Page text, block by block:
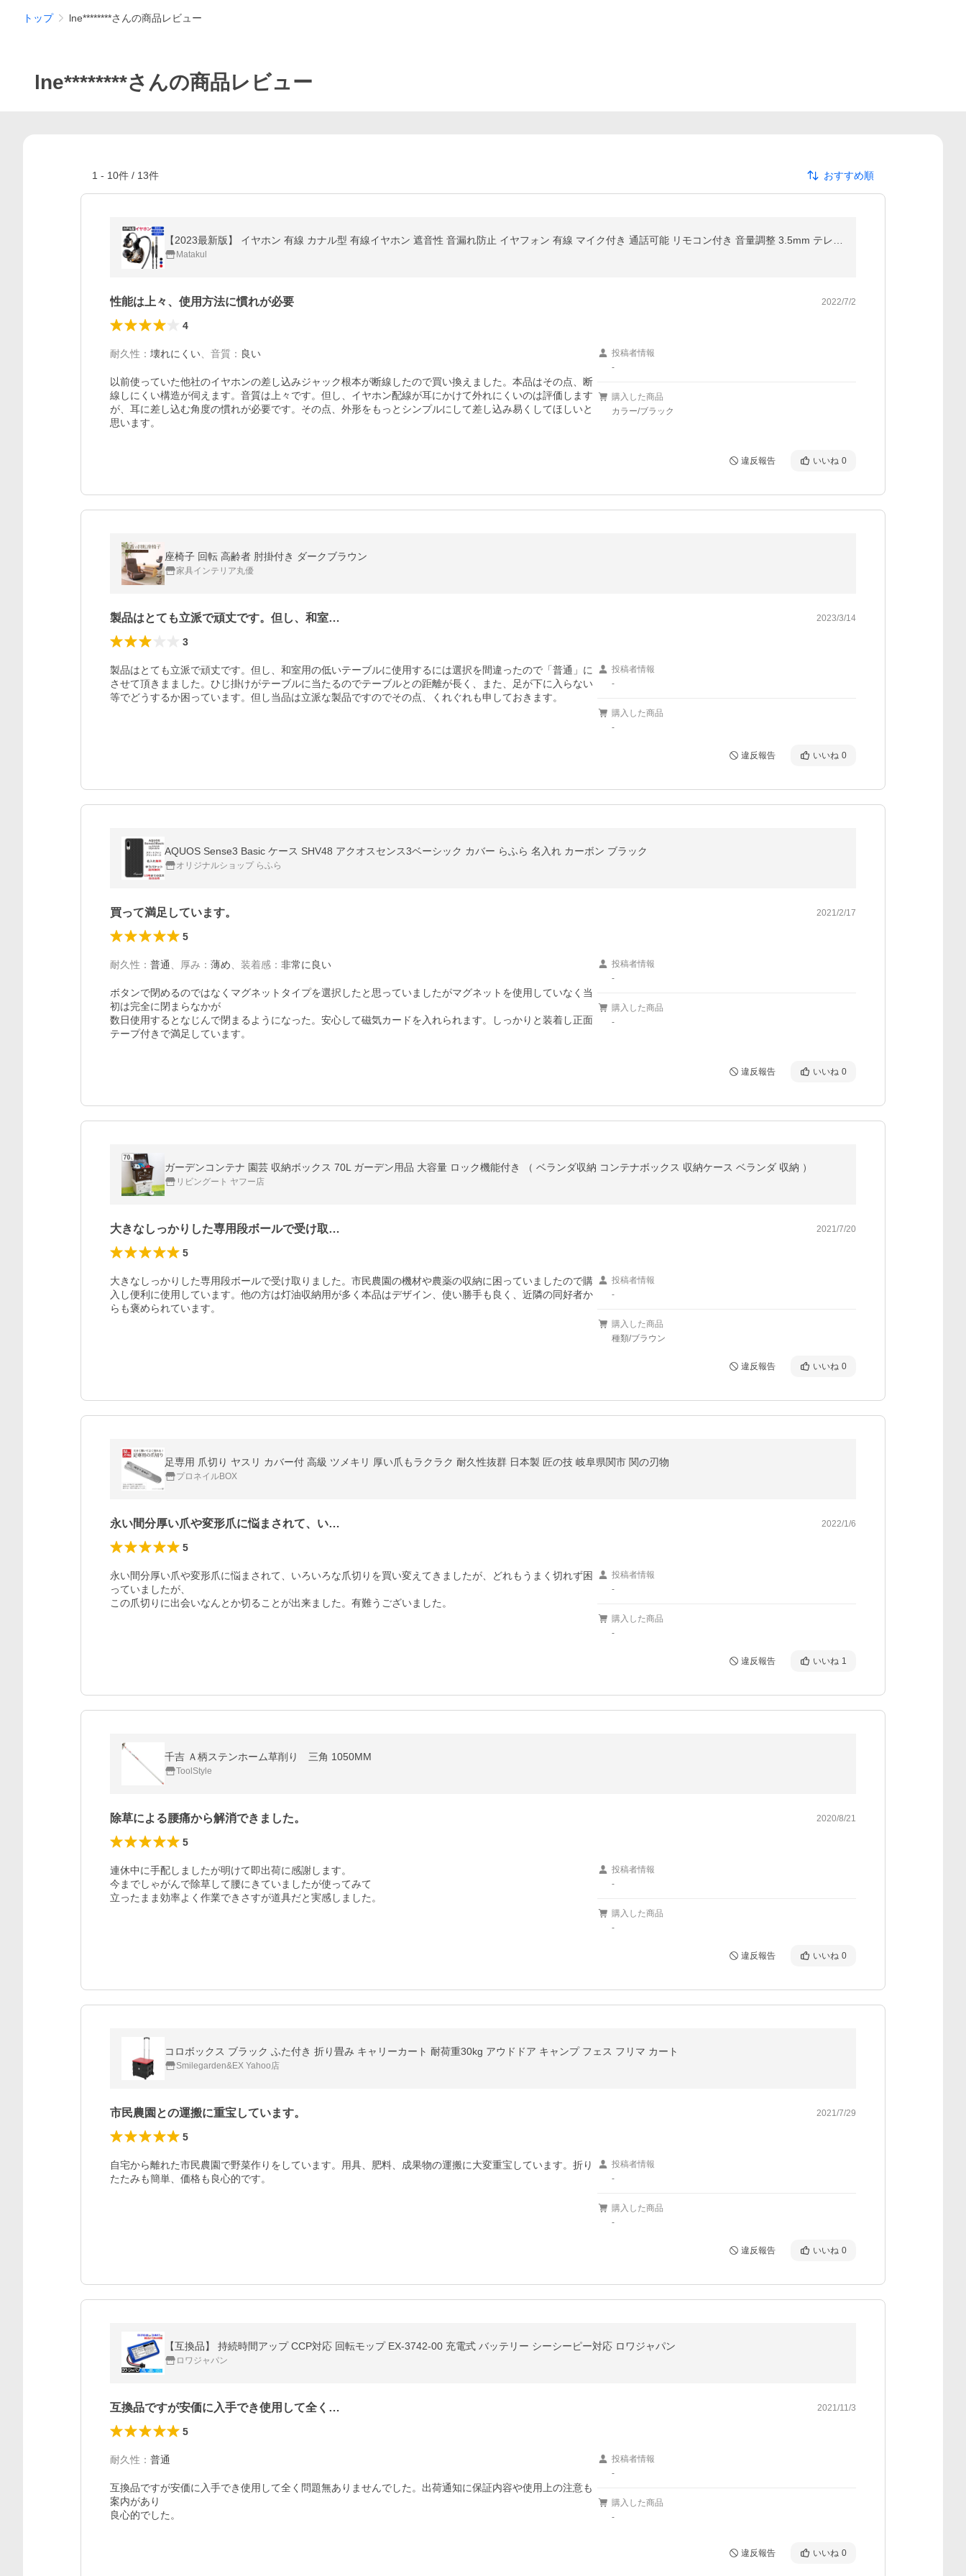
トップ lne********さんの商品レビュー
lne********さんの商品レビュー
1 - 10件 / 13件 おすすめ順
Matakul
性能は上々、使用方法に慣れが必要 2022/7/2
4
耐久性 ： 壊れにくい 音質 ： 良い
以前使っていた他社のイヤホンの差し込みジャック根本が断線したので買い換えました。本品はその点、断
線しにくい構造が伺えます。音質は上々です。但し、イヤホン配線が耳にかけて外れにくいのは評価します
が、耳に差し込む角度の慣れが必要です。その点、外形をもっとシンプルにして差し込み易くしてほしいと
思います。
投稿者情報
-
購入した商品
カラー/ブラック
違反報告 いいね 0
座椅子 回転 高齢者 肘掛付き ダークブラウン
家具インテリア丸優
製品はとても立派で頑丈です。但し、和室… 2023/3/14
3
製品はとても立派で頑丈です。但し、和室用の低いテーブルに使用するには選択を間違ったので「普通」に
させて頂きまました。ひじ掛けがテーブルに当たるのでテーブルとの距離が長く、また、足が下に入らない
投稿者情報
-
購入した商品
-
違反報告 いいね 0
AQUOS Sense3 Basic ケース SHV48 アクオスセンス3ベーシック カバー らふら 名入れ カーボン ブラック
オリジナルショップ らふら
買って満足しています。 2021/2/17
5
耐久性 ： 普通 厚み ： 薄め 装着感 ： 非常に良い
ボタンで閉めるのではなくマグネットタイプを選択したと思っていましたがマグネットを使用していなく当
初は完全に閉まらなかが
数日使用するとなじんで閉まるようになった。安心して磁気カードを入れられます。しっかりと装着し正面
テープ付きで満足しています。
投稿者情報
-
購入した商品
-
違反報告 いいね 0
ガーデンコンテナ 園芸 収納ボックス 70L ガーデン用品 大容量 ロック機能付き （ ベランダ収納 コンテナボックス 収納ケース ベランダ 収納 ）
リビングート ヤフー店
大きなしっかりした専用段ボールで受け取… 2021/7/20
5
大きなしっかりした専用段ボールで受け取りました。市民農園の機材や農薬の収納に困っていましたので購
入し便利に使用しています。他の方は灯油収納用が多く本品はデザイン、使い勝手も良く、近隣の同好者か
らも褒められています。
投稿者情報
-
購入した商品
種類/ブラウン
違反報告 いいね 0
足専用 爪切り ヤスリ カバー付 高級 ツメキリ 厚い爪もラクラク 耐久性抜群 日本製 匠の技 岐阜県関市 関の刃物
プロネイルBOX
永い間分厚い爪や変形爪に悩まされて、い… 2022/1/6
5
永い間分厚い爪や変形爪に悩まされて、いろいろな爪切りを買い変えてきましたが、どれもうまく切れず困
っていましたが、
この爪切りに出会いなんとか切ることが出来ました。有難うございました。
投稿者情報
-
購入した商品
-
違反報告 いいね 1
千吉 Ａ柄ステンホーム草削り 三角 1050MM
ToolStyle
除草による腰痛から解消できました。 2020/8/21
5
連休中に手配しましたが明けて即出荷に感謝します。
今までしゃがんで除草して腰にきていましたが使ってみて
立ったまま効率よく作業できさすが道具だと実感しました。
投稿者情報
-
購入した商品
-
違反報告 いいね 0
コロボックス ブラック ふた付き 折り畳み キャリーカート 耐荷重30kg アウドドア キャンプ フェス フリマ カート
Smilegarden&EX Yahoo店
市民農園との運搬に重宝しています。 2021/7/29
5
自宅から離れた市民農園で野菜作りをしています。用具、肥料、成果物の運搬に大変重宝しています。折り
たたみも簡単、価格も良心的です。
投稿者情報
-
購入した商品
-
違反報告 いいね 0
【互換品】 持続時間アップ CCP対応 回転モップ EX-3742-00 充電式 バッテリー シーシーピー対応 ロワジャパン
ロワジャパン
互換品ですが安価に入手でき使用して全く… 2021/11/3
5
耐久性 ： 普通
互換品ですが安価に入手でき使用して全く問題無ありませんでした。出荷通知に保証内容や使用上の注意も
案内があり
良心的でした。
投稿者情報
-
購入した商品
-
違反報告 いいね 0